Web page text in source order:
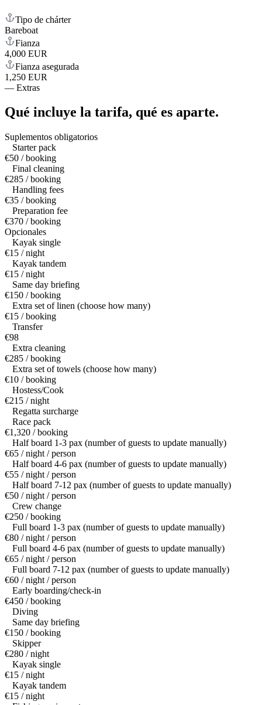
Tipo de chárter
Bareboat
Fianza
4,000 EUR
Fianza asegurada
1,250 EUR
— Extras
Qué incluye la tarifa, qué es aparte.
Suplementos obligatorios
Starter pack
€50 / booking
Final cleaning
€285 / booking
Handling fees
€35 / booking
Preparation fee
€370 / booking
Opcionales
Kayak single
€15 / night
Kayak tandem
€15 / night
Same day briefing
€150 / booking
Extra set of linen (choose how many)
€15 / booking
Transfer
€98
Extra cleaning
€285 / booking
Extra set of towels (choose how many)
€10 / booking
Hostess/Cook
€215 / night
Regatta surcharge
Race pack
€1,320 / booking
Half board 1-3 pax (number of guests to update manually)
€65 / night / person
Half board 4-6 pax (number of guests to update manually)
€55 / night / person
Half board 7-12 pax (number of guests to update manually)
€50 / night / person
Crew change
€250 / booking
Full board 1-3 pax (number of guests to update manually)
€80 / night / person
Full board 4-6 pax (number of guests to update manually)
€65 / night / person
Full board 7-12 pax (number of guests to update manually)
€60 / night / person
Early boarding/check-in
€450 / booking
Diving
Same day briefing
€150 / booking
Skipper
€280 / night
Kayak single
€15 / night
Kayak tandem
€15 / night